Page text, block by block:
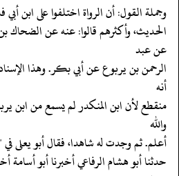
‏‏‏‏وجملة القول: أن الرواة اختلفوا على ابن
‏‏‏‏الحديث، وأكثرهم قالوا: عنه عن الضحاك
عن عبد
‏‏‏‏الرحمن بن يربوع عن أبي بكر. وهذا
أنه
‏‏‏‏منقطع لأن ابن المنكدر لم يسمع من ابن
والله
‏‏‏‏أعلم. ثم وجدت له شاهدا، فقال أبو يعلى في " مسنده " (3
‏‏‏‏حدثنا أبو هشام الرفاعي أخبرنا أبو